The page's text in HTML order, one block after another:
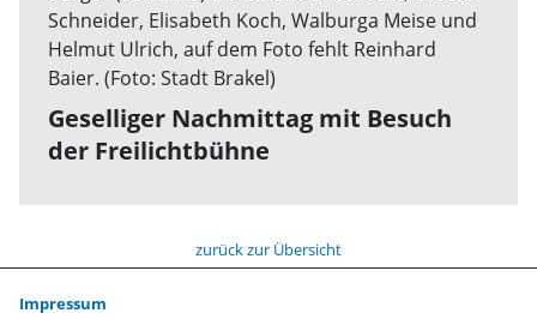
Geselliger Nachmittag mit Besuch
der Freilichtbühne
zurück zur Übersicht
Impressum